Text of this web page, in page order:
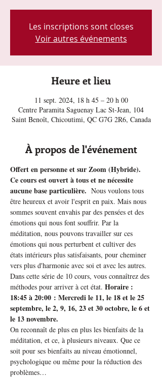
Les inscriptions sont closes
Voir autres événements
Heure et lieu
11 sept. 2024, 18 h 45 – 20 h 00
Centre Paramita Saguenay Lac St-Jean, 104
Saint Benoît, Chicoutimi, QC G7G 2R6, Canada
À propos de l'événement
Offert en personne et sur Zoom (Hybride).
Ce cours est ouvert à tous et ne nécessite
aucune base particulière. Nous voulons tous
être heureux et avoir l'esprit en paix. Mais nous
sommes souvent envahis par des pensées et des
émotions qui nous font souffrir. Par la
méditation, nous pouvons travailler sur ces
émotions qui nous perturbent et cultiver des
états intérieurs plus satisfaisants, pour cheminer
vers plus d'harmonie avec soi et avec les autres.
Dans cette série de 10 cours, vous connaîtrez des
méthodes pour arriver à cet état. Horaire :
18:45 à 20:00 : Mercredi le 11, le 18 et le 25
septembre, le 2, 9, 16, 23 et 30 octobre, le 6 et
le 13 novembre.
On reconnaît de plus en plus les bienfaits de la
méditation, et ce, à plusieurs niveaux. Que ce
soit pour ses bienfaits au niveau émotionnel,
psychologique ou même pour la réduction des
problèmes…